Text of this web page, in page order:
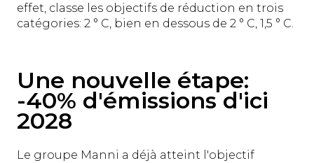
effet, classe les objectifs de réduction en trois
catégories: 2 ° C, bien en dessous de 2 ° C, 1,5 ° C.
Une nouvelle étape:
-40% d'émissions d'ici
2028
Le groupe Manni a déjà atteint l'objectif